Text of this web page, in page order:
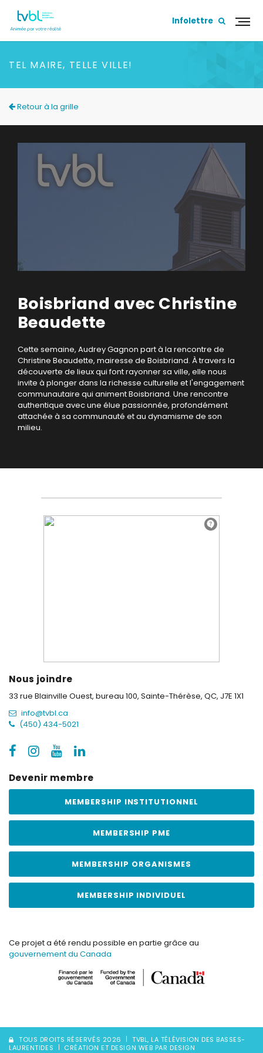
Infolettre
TEL MAIRE, TELLE VILLE!
Retour à la grille
Boisbriand avec Christine
Beaudette
Cette semaine, Audrey Gagnon part à la rencontre de
Christine Beaudette, mairesse de Boisbriand. À travers la
découverte de lieux qui font rayonner sa ville, elle nous
invite à plonger dans la richesse culturelle et l'engagement
communautaire qui animent Boisbriand. Une rencontre
authentique avec une élue passionnée, profondément
attachée à sa communauté et au dynamisme de son
milieu.
Nous joindre
33 rue Blainville Ouest, bureau 100, Sainte-Thérèse, QC, J7E 1X1
info@tvbl.ca
(450) 434-5021
Devenir membre
MEMBERSHIP INSTITUTIONNEL
MEMBERSHIP PME
MEMBERSHIP ORGANISMES
MEMBERSHIP INDIVIDUEL
Ce projet a été rendu possible en partie grâce au
gouvernement du Canada
TOUS DROITS RÉSERVÉS 2026
TVBL, LA TÉLÉVISION DES BASSES-
LAURENTIDES
CRÉATION ET DESIGN WEB PAR DESIGN